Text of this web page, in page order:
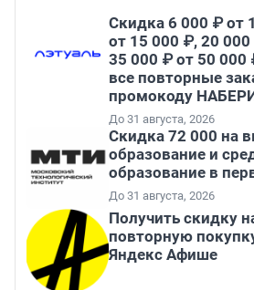
Скидка 6 000 ₽ от
от 15 000 ₽, 20
35 000 ₽ от 50 000
все повторные
промокоду
До 31 августа, 2026
Скидка 72 000 на
образование и
образование в
До 31 августа, 2026
Получить скидку
повторную
Яндекс Афише